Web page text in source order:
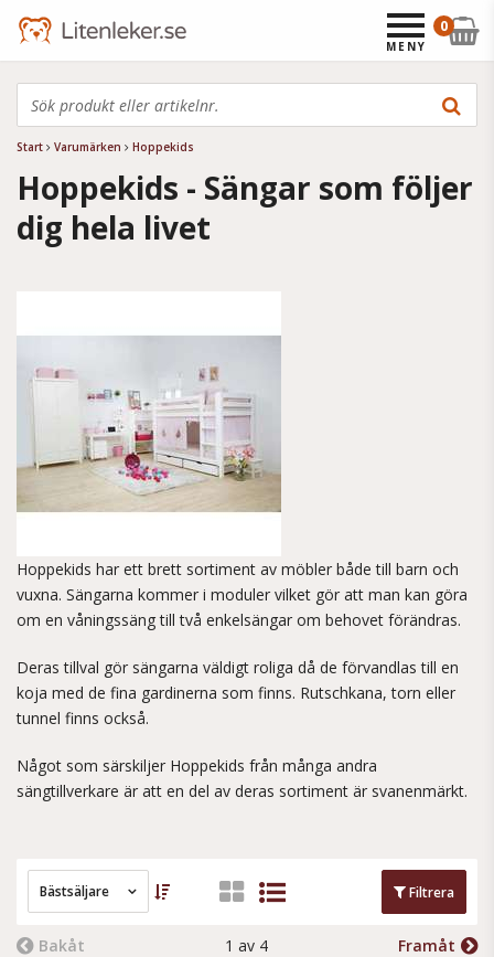
Start Varumärken Hoppekids
Hoppekids - Sängar som följer
dig hela livet
Hoppekids har ett brett sortiment av möbler både till barn och
vuxna. Sängarna kommer i moduler vilket gör att man kan göra
om en våningssäng till två enkelsängar om behovet förändras.
Deras tillval gör sängarna väldigt roliga då de förvandlas till en
koja med de fina gardinerna som finns. Rutschkana, torn eller
tunnel finns också.
Något som särskiljer Hoppekids från många andra
sängtillverkare är att en del av deras sortiment är svanenmärkt.
Bästsäljare Filtrera
Bakåt 1 av 4 Framåt
0
MENY